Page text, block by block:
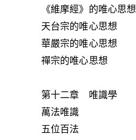
《維摩經》的唯心思想
天台宗的唯心思想
華嚴宗的唯心思想
禪宗的唯心思想
第十二章 唯識學
萬法唯識
五位百法